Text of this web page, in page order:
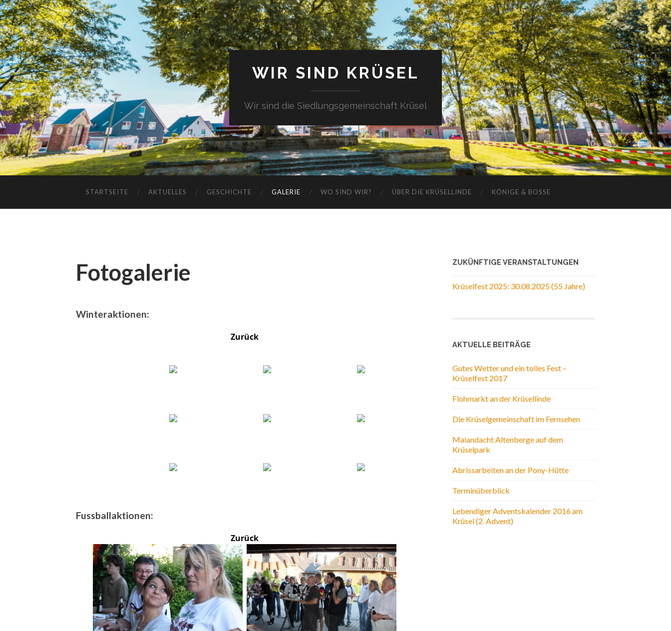
WIR SIND KRÜSEL
Wir sind die Siedlungsgemeinschaft Krüsel
STARTSEITE AKTUELLES GESCHICHTE GALERIE WO SIND WIR? ÜBER DIE KRÜSELLINDE KÖNIGE & BOSSE
Fotogalerie
Winteraktionen:
Zurück
Fussballaktionen:
Zurück
ZUKÜNFTIGE VERANSTALTUNGEN
Krüselfest 2025: 30.08.2025 (55 Jahre)
AKTUELLE BEITRÄGE
Gutes Wetter und ein tolles Fest –
Krüselfest 2017
Flohmarkt an der Krüsellinde
Die Krüselgemeinschaft im Fernsehen
Maiandacht Altenberge auf dem
Krüselpark
Abrissarbeiten an der Pony-Hütte
Terminüberblick
Lebendiger Adventskalender 2016 am
Krüsel (2. Advent)